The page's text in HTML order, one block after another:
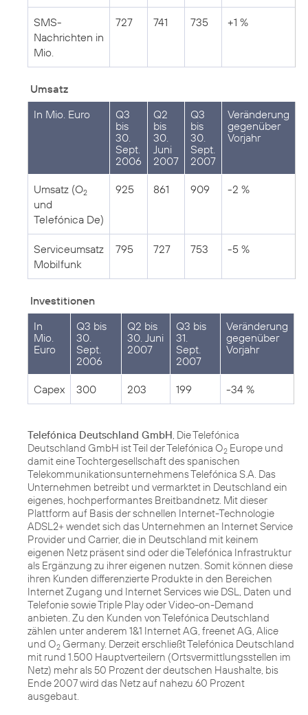
SMS-
Nachrichten in
Mio.
727 741 735 +1 %
Umsatz
In Mio. Euro
Q3
bis
30.
Sept.
2006
Q2
bis
30.
Juni
2007
Q3
bis
30.
Sept.
2007
Veränderung
gegenüber
Vorjahr
Umsatz (O2
und
Telefónica De)
925 861 909 -2 %
Serviceumsatz
Mobilfunk
795 727 753 -5 %
Investitionen
In
Mio.
Euro
Q3 bis
30.
Sept.
2006
Q2 bis
30. Juni
2007
Q3 bis
31.
Sept.
2007
Veränderung
gegenüber
Vorjahr
Capex 300 203 199 -34 %
Telefónica Deutschland GmbH, Die Telefónica
Deutschland GmbH ist Teil der Telefónica O2 Europe und
damit eine Tochtergesellschaft des spanischen
Telekommunikationsunternehmens Telefónica S.A. Das
Unternehmen betreibt und vermarktet in Deutschland ein
eigenes, hochperformantes Breitbandnetz. Mit dieser
Plattform auf Basis der schnellen Internet-Technologie
ADSL2+ wendet sich das Unternehmen an Internet Service
Provider und Carrier, die in Deutschland mit keinem
eigenen Netz präsent sind oder die Telefónica Infrastruktur
als Ergänzung zu ihrer eigenen nutzen. Somit können diese
ihren Kunden differenzierte Produkte in den Bereichen
Internet Zugang und Internet Services wie DSL, Daten und
Telefonie sowie Triple Play oder Video-on-Demand
anbieten. Zu den Kunden von Telefónica Deutschland
zählen unter anderem 1&1 Internet AG, freenet AG, Alice
und O2 Germany. Derzeit erschließt Telefónica Deutschland
mit rund 1.500 Hauptverteilern (Ortsvermittlungsstellen im
Netz) mehr als 50 Prozent der deutschen Haushalte, bis
Ende 2007 wird das Netz auf nahezu 60 Prozent
ausgebaut.